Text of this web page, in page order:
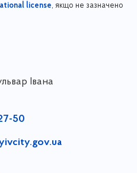
license, якщо не зазначено
Івана
50